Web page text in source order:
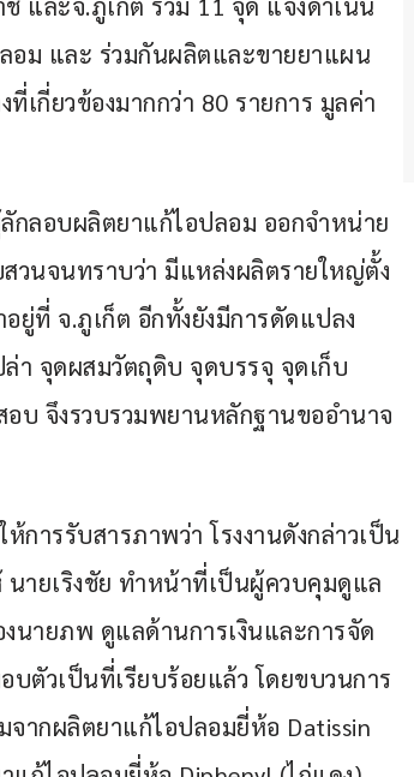
และจ.ภูเก็ต รวม 11 จุด แจ้งดำเนิน
อม และ ร่วมกันผลิตและขายยาแผน
กี่ยวข้องมากกว่า 80 รายการ มูลค่า
กลอบผลิตยาแก้ไอปลอม ออกจำหน่าย
วนจนทราบว่า มีแหล่งผลิตรายใหญ่ตั้ง
ยู่ที่ จ.ภูเก็ต อีกทั้งยังมีการดัดแปลง
า จุดผสมวัตถุดิบ จุดบรรจุ จุดเก็บ
บ จึงรวบรวมพยานหลักฐานขออำนาจ
การรับสารภาพว่า โรงงานดังกล่าวเป็น
ายเริงชัย ทำหน้าที่เป็นผู้ควบคุมดูแล
นายภพ ดูแลด้านการเงินและการจัด
ตัวเป็นที่เรียบร้อยแล้ว โดยขบวนการ
ากผลิตยาแก้ไอปลอมยี่ห้อ Datissin